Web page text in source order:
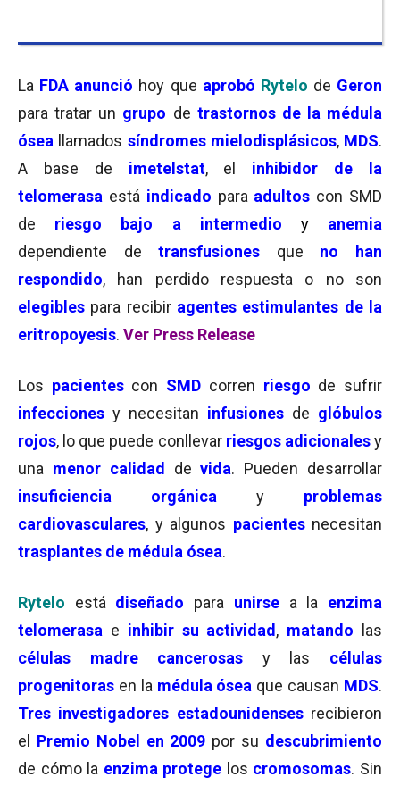
La FDA anunció hoy que aprobó Rytelo de Geron
para tratar un grupo de trastornos de la médula
ósea
llamados síndromes mielodisplásicos, MDS.
A base de imetelstat, el inhibidor de la
telomerasa está indicado para adultos con SMD
de riesgo bajo a intermedio y anemia
dependiente detransfusiones que no han
respondido, han perdido respuesta o no son
elegibles para recibiragentes estimulantes de la
eritropoyesis. Ver Press Release
Los pacientes con SMD corren riesgo de sufrir
infecciones y necesitan infusiones de glóbulos
rojos, lo que puede conllevarriesgos adicionalesy
una menor calidad devida. Pueden desarrollar
insuficiencia orgánica y problemas
cardiovasculares, y algunos pacientes necesitan
trasplantes de médula ósea.
Rytelo está diseñado para unirse a la enzima
telomerasa e inhibir su actividad , matando
las
células madre cancerosas
y las células
progenitoras en la médula ósea que causan MDS.
Tres investigadores estadounidenses recibieron
el Premio Nobel en 2009 por su descubrimiento
de cómo la enzima protege los cromosomas. Sin